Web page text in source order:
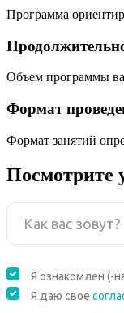
Программа
Объем программы
Формат
Формат занятий
Посмотрите